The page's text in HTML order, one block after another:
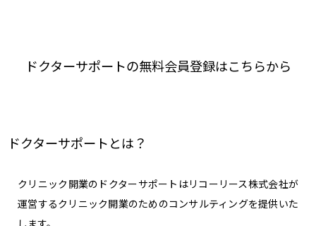
ドクターサポートの無料会員登録はこちらから
ドクターサポートとは？
クリニック開業のドクターサポートはリコーリース株式会社が
運営するクリニック開業のためのコンサルティングを提供いた
します。